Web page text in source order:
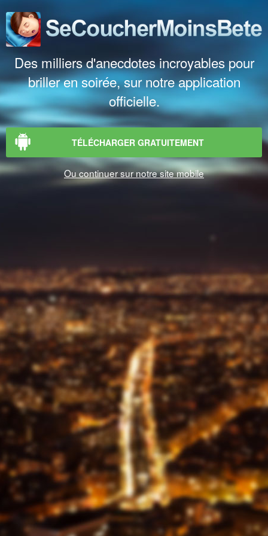
Des milliers d'anecdotes incroyables pour
briller en soirée, sur notre application
officielle.
TÉLÉCHARGER GRATUITEMENT
Ou continuer sur notre site mobile